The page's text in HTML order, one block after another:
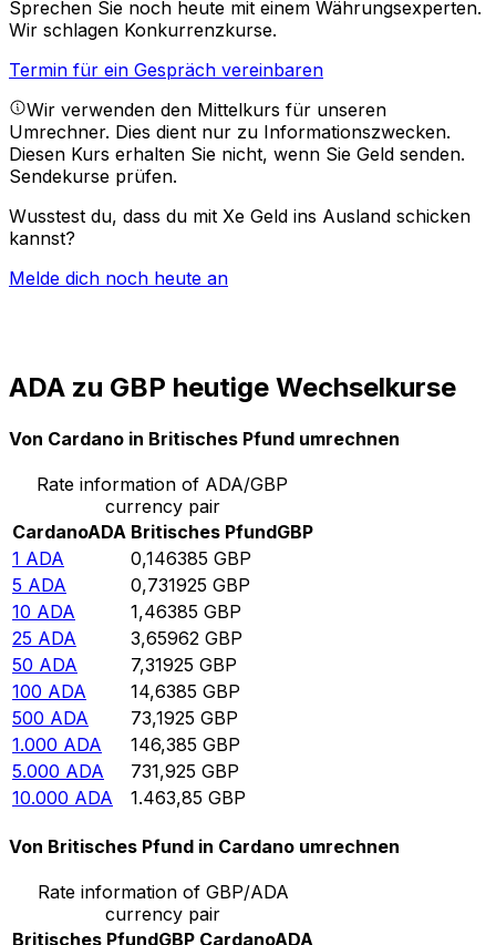
Sprechen Sie noch heute mit einem Währungsexperten.
Wir schlagen Konkurrenzkurse.
Termin für ein Gespräch vereinbaren
Wir verwenden den Mittelkurs für unseren
Umrechner. Dies dient nur zu Informationszwecken.
Diesen Kurs erhalten Sie nicht, wenn Sie Geld senden.
Sendekurse prüfen.
Wusstest du, dass du mit Xe Geld ins Ausland schicken
kannst?
Melde dich noch heute an
ADA zu GBP heutige Wechselkurse
Von Cardano in Britisches Pfund umrechnen
Rate information of ADA/GBP
currency pair
CardanoADA Britisches PfundGBP
1 ADA 0,146385 GBP
5 ADA 0,731925 GBP
10 ADA 1,46385 GBP
25 ADA 3,65962 GBP
50 ADA 7,31925 GBP
100 ADA 14,6385 GBP
500 ADA 73,1925 GBP
1.000 ADA 146,385 GBP
5.000 ADA 731,925 GBP
10.000 ADA 1.463,85 GBP
Von Britisches Pfund in Cardano umrechnen
Rate information of GBP/ADA
currency pair
Britisches PfundGBP CardanoADA